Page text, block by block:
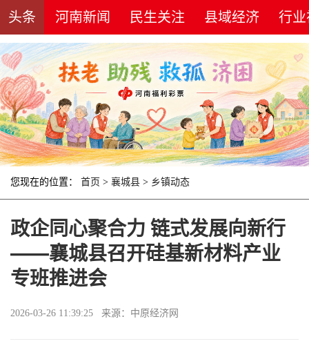
头条 河南新闻 民生关注 县域经济 行
您现在的位置： 首页 > 襄城县 > 乡镇动态
政企同心聚合力 链式发展向新行
——襄城县召开硅基新材料产业
专班推进会
2026-03-26 11:39:25 来源：中原经济网